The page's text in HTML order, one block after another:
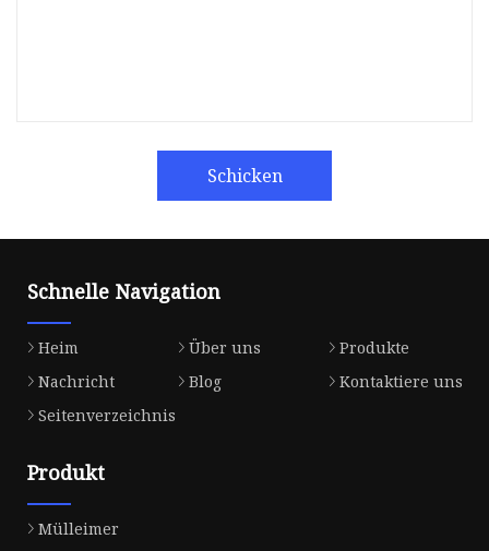
Schicken
Schnelle Navigation
Heim Über uns
Produkte
Nachricht
Blog
Kontaktiere uns
Seitenverzeichnis
Produkt
Mülleimer